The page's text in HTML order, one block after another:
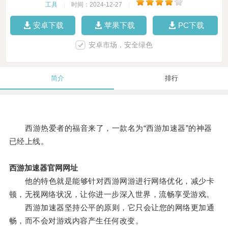
工具 时间：2024-12-27
安卓下载 苹果下载 PC下载
安卓市场，安全绿色
简介 排行
西游热爱者的福音来了，一款名为“西游加速器”的神器
已经上线。
西游加速器官网网址
他的特色就是能够针对西游网游进行网络优化，减少卡
顿，无视网络状况，让你进一步深入世界，流畅享受游戏。
西游加速器坚持公平的原则，它只会让您的网络更加通
畅，而不会对游戏内容产生任何改变。